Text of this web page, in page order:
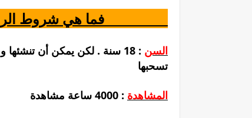
السن : 18 سنة . لكن يمكن أن تنشئها و تجمع الأرباح حتى تصل ل 18 سنة و
تسحبها
المشاهدة : 4000 ساعة مشاهدة